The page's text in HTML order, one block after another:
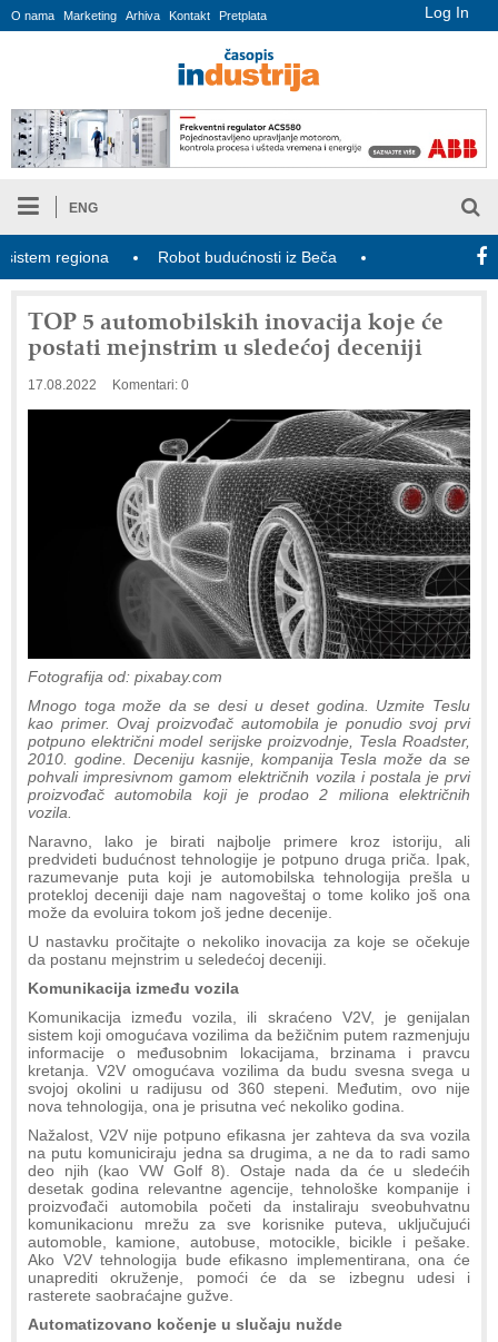
Log In
O nama Marketing Arhiva Kontakt Pretplata
ENG
regiona Robot budućnosti iz Beča Generacija Z
TOP 5 automobilskih inovacija koje će
postati mejnstrim u sledećoj deceniji
17.08.2022 Komentari: 0
Fotografija od: pixabay.com
Mnogo toga može da se desi u deset godina. Uzmite Teslu
kao primer. Ovaj proizvođač automobila je ponudio svoj prvi
potpuno električni model serijske proizvodnje, Tesla Roadster,
2010. godine. Deceniju kasnije, kompanija Tesla može da se
pohvali impresivnom gamom električnih vozila i postala je prvi
proizvođač automobila koji je prodao 2 miliona električnih
vozila.
Naravno, lako je birati najbolje primere kroz istoriju, ali
predvideti budućnost tehnologije je potpuno druga priča. Ipak,
razumevanje puta koji je automobilska tehnologija prešla u
protekloj deceniji daje nam nagoveštaj o tome koliko još ona
može da evoluira tokom još jedne decenije.
U nastavku pročitajte o nekoliko inovacija za koje se očekuje
da postanu mejnstrim u seledećoj deceniji.
Komunikacija između vozila
Komunikacija između vozila, ili skraćeno V2V, je genijalan
sistem koji omogućava vozilima da bežičnim putem razmenjuju
informacije o međusobnim lokacijama, brzinama i pravcu
kretanja. V2V omogućava vozilima da budu svesna svega u
svojoj okolini u radijusu od 360 stepeni. Međutim, ovo nije
nova tehnologija, ona je prisutna već nekoliko godina.
Nažalost, V2V nije potpuno efikasna jer zahteva da sva vozila
na putu komuniciraju jedna sa drugima, a ne da to radi samo
deo njih (kao VW Golf 8). Ostaje nada da će u sledećih
desetak godina relevantne agencije, tehnološke kompanije i
proizvođači automobila početi da instaliraju sveobuhvatnu
komunikacionu mrežu za sve korisnike puteva, uključujući
automoble, kamione, autobuse, motocikle, bicikle i pešake.
Ako V2V tehnologija bude efikasno implementirana, ona će
unaprediti okruženje, pomoći će da se izbegnu udesi i
rasterete saobraćajne gužve.
Automatizovano kočenje u slučaju nužde